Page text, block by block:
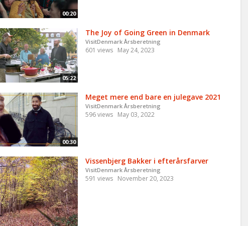
00:20
05:22
The Joy of Going Green in Denmark
VisitDenmark Årsberetning
601 views May 24, 2023
00:30
Meget mere end bare en julegave 2021
VisitDenmark Årsberetning
596 views May 03, 2022
Vissenbjerg Bakker i efterårsfarver
VisitDenmark Årsberetning
591 views November 20, 2023